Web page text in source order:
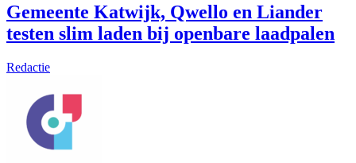
Gemeente Katwijk, Qwello en Liander
testen slim laden bij openbare laadpalen
Redactie